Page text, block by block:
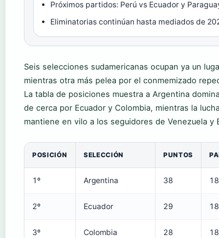
Próximos partidos: Perú vs Ecuador y
Eliminatorias continúan hasta mediados de
Seis selecciones sudamericanas ocupan ya un
mientras otra más pelea por el conmemizado
La tabla de posiciones muestra a Argentina
de cerca por Ecuador y Colombia, mientras la
mantiene en vilo a los seguidores de Venezuela y
POSICIÓN SELECCIÓN PUNTOS
1º Argentina 38 18
2º Ecuador 29 18
3º Colombia 28 18